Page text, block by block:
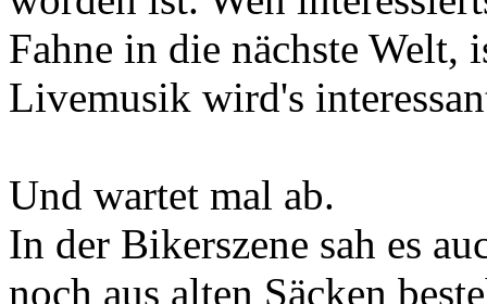
Fahne in die nächste
Livemusik wird's
Und wartet mal ab.
In der Bikerszene sah es
noch aus alten Säcken